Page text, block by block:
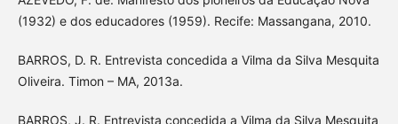
(1932) e dos educadores (1959). Recife: Massangana, 2010.
BARROS, D. R. Entrevista concedida a Vilma da Silva Mesquita
Oliveira. Timon – MA, 2013a.
BARROS, J. R. Entrevista concedida a Vilma da Silva Mesquita